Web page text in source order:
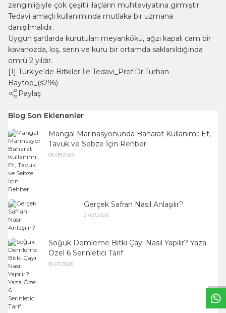
zenginliğiyle çok çeşitli ilaçların muhteviyatına girmiştir.
Tedavi amaçlı kullanımında mutlaka bir uzmana
danışılmalıdır.
Uygun şartlarda kurutulan meyankökü, ağzı kapalı cam bir
kavanozda, loş, serin ve kuru bir ortamda saklanıldığında
ömrü 2 yıldır.
[1] Türkiye’de Bitkiler İle Tedavi_Prof.Dr.Turhan
Baytop_(s296)
Paylaş
Blog Son Eklenenler
Mangal Marinasyonunda Baharat Kullanımı: Et,
Tavuk ve Sebze İçin Rehber
06.08.2026
Gerçek Safran Nasıl Anlaşılır?
27.07.2026
Soğuk Demleme Bitki Çayı Nasıl Yapılır? Yaza
Özel 6 Serinletici Tarif
16.07.2026